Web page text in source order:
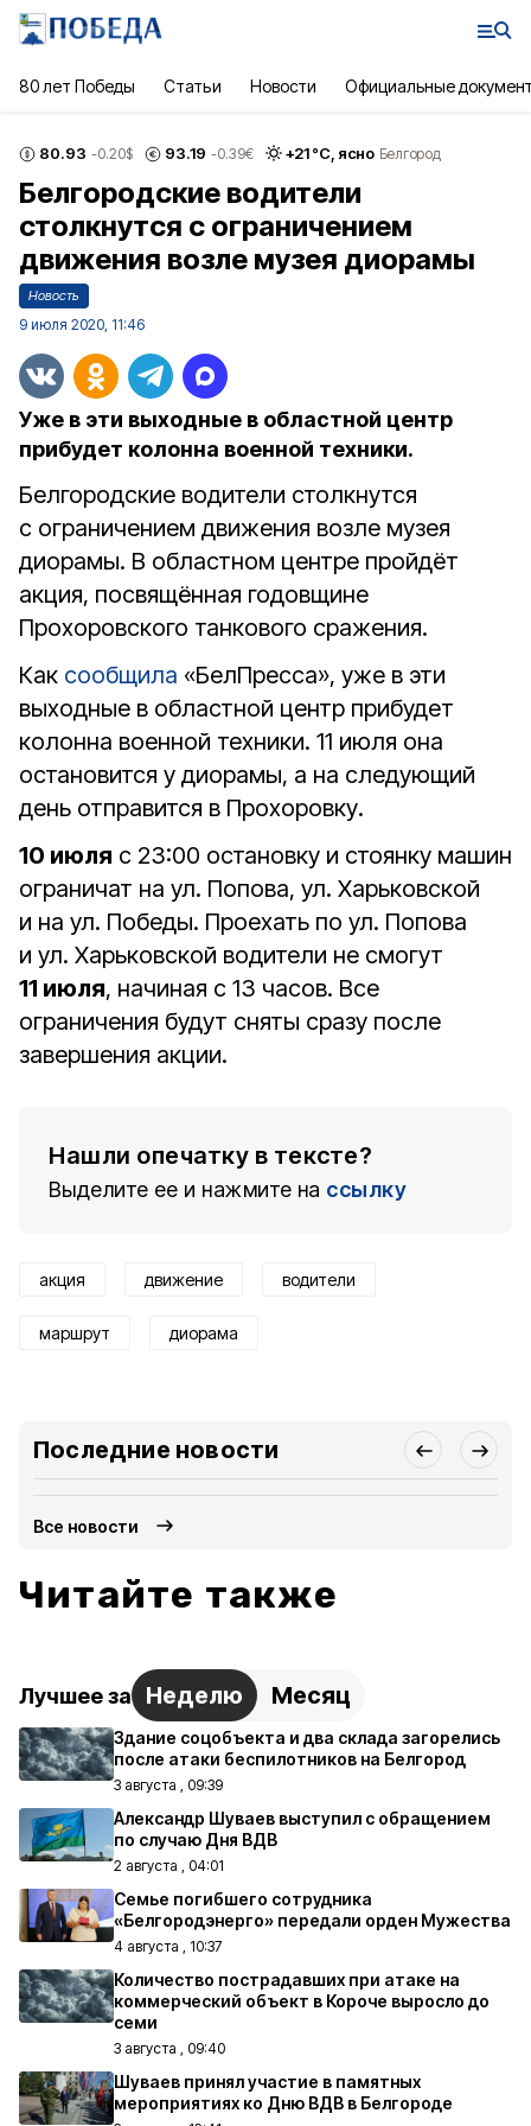
80 лет Победы Статьи Новости Официальные
80.93 -0.20$ 93.19 -0.39€ +21°С, ясно Белгород
Белгородские водители
столкнутся с ограничением
движения возле музея диорамы
Новость
9 июля 2020, 11:46
Уже в эти выходные в областной центр
прибудет колонна военной техники.
Белгородские водители столкнутся
с ограничением движения возле музея
диорамы. В областном центре пройдёт
акция, посвящённая годовщине
Прохоровского танкового сражения.
Как сообщила «БелПресса», уже в эти
выходные в областной центр прибудет
колонна военной техники. 11 июля она
остановится у диорамы, а на следующий
день отправится в Прохоровку.
10 июля с 23:00 остановку и стоянку машин
ограничат на ул. Попова, ул. Харьковской
и на ул. Победы. Проехать по ул. Попова
и ул. Харьковской водители не смогут
11 июля, начиная с 13 часов. Все
ограничения будут сняты сразу после
завершения акции.
Нашли опечатку в тексте?
Выделите ее и нажмите на ссылку
акция движение водители
маршрут диорама
Последние новости
Все новости
Читайте также
Лучшее за Неделю Месяц
Здание соцобъекта и два склада загорелись
после атаки беспилотников на Белгород
3 августа , 09:39
Александр Шуваев выступил с обращением
по случаю Дня ВДВ
2 августа , 04:01
Семье погибшего сотрудника
«Белгородэнерго» передали орден Мужества
4 августа , 10:37
Количество пострадавших при атаке на
коммерческий объект в Короче выросло до
семи
3 августа , 09:40
Шуваев принял участие в памятных
мероприятиях ко Дню ВДВ в Белгороде